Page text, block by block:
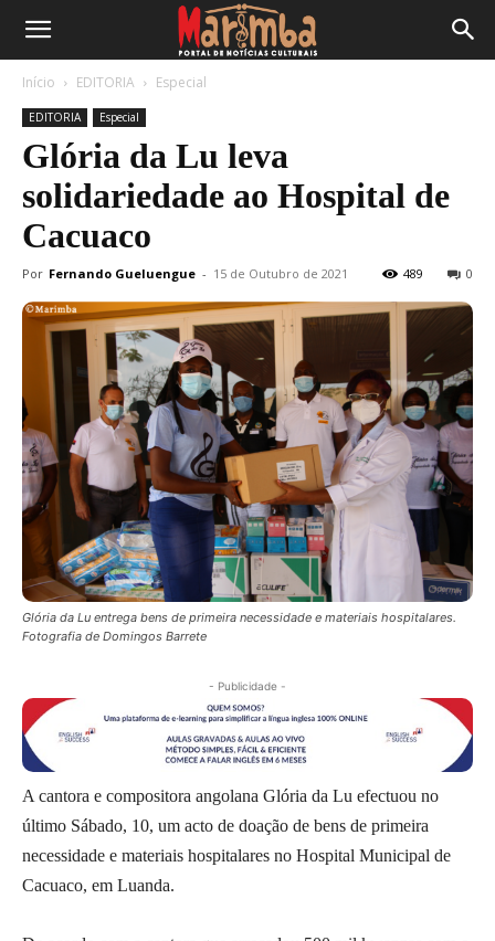
Início EDITORIA Especial
EDITORIA Especial
Glória da Lu leva
solidariedade ao Hospital de
Cacuaco
Por Fernando Gueluengue - 15 de Outubro de 2021 0
489
Glória da Lu entrega bens de primeira necessidade e materiais hospitalares.
Fotografia de Domingos Barrete
- Publicidade -
A cantora e compositora angolana Glória da Lu efectuou no
último Sábado, 10, um acto de doação de bens de primeira
necessidade e materiais hospitalares no Hospital Municipal de
Cacuaco, em Luanda.